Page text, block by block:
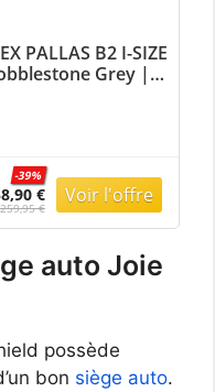
PALLAS B2 I-SIZE
Grey |
€
-39%
259,95 €
auto Joie
possède
bon siège auto.